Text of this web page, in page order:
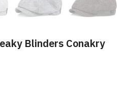
Blinders Conakry